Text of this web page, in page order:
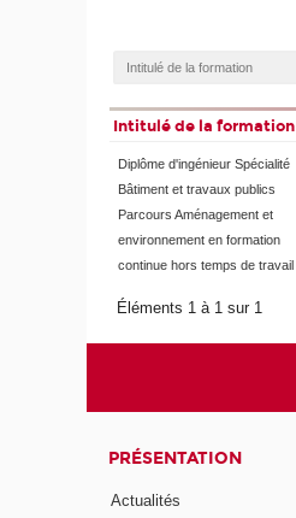
Intitulé de la formation
Diplôme d'ingénieur Spécialité
Bâtiment et travaux publics
Parcours Aménagement et
environnement en formation
continue hors temps de travail
Éléments 1 à 1 sur 1
PRÉSENTATION
Actualités